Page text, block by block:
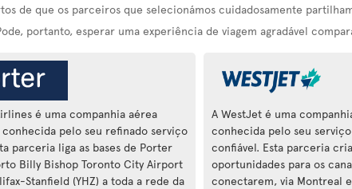
de que os parceiros que selecionámos cuidadosamente
portanto, esperar uma experiência de viagem agradável
é uma companhia aérea
conhecida pelo seu refinado serviço
parceria liga as bases de Porter
Billy Bishop Toronto City Airport
Stanfield (YHZ) a toda a rede da
A WestJet é uma
conhecida pelo seu
confiável. Esta parceria
oportunidades para os
conectarem, via Montreal